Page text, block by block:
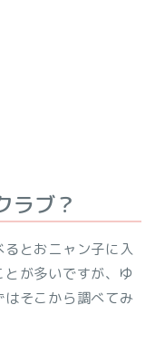
ラブ？
とおニャン子に入
が多いですが、ゆ
そこから調べてみ